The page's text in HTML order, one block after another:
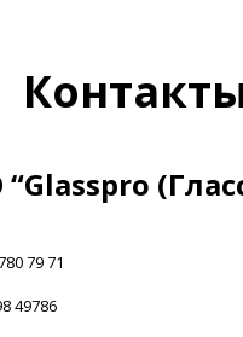
79 71
49786